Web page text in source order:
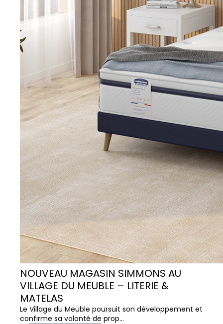
NOUVEAU MAGASIN SIMMONS AU
VILLAGE DU MEUBLE – LITERIE &
MATELAS
Le Village du Meuble poursuit son développement et
confirme sa volonté de prop…